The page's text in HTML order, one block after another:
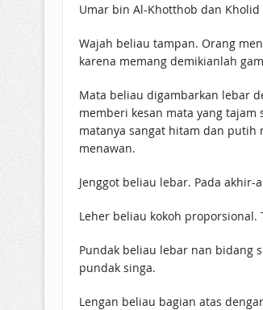
Umar bin Al-Khotthob dan
Wajah beliau tampan. Orang
Mata beliau digambarkan lebar
memberi kesan mata yang
matanya sangat hitam dan putih
menawan.
Jenggot beliau lebar. Pada
Leher beliau kokoh
Pundak beliau lebar nan bidang
pundak singa.
Lengan beliau bagian atas